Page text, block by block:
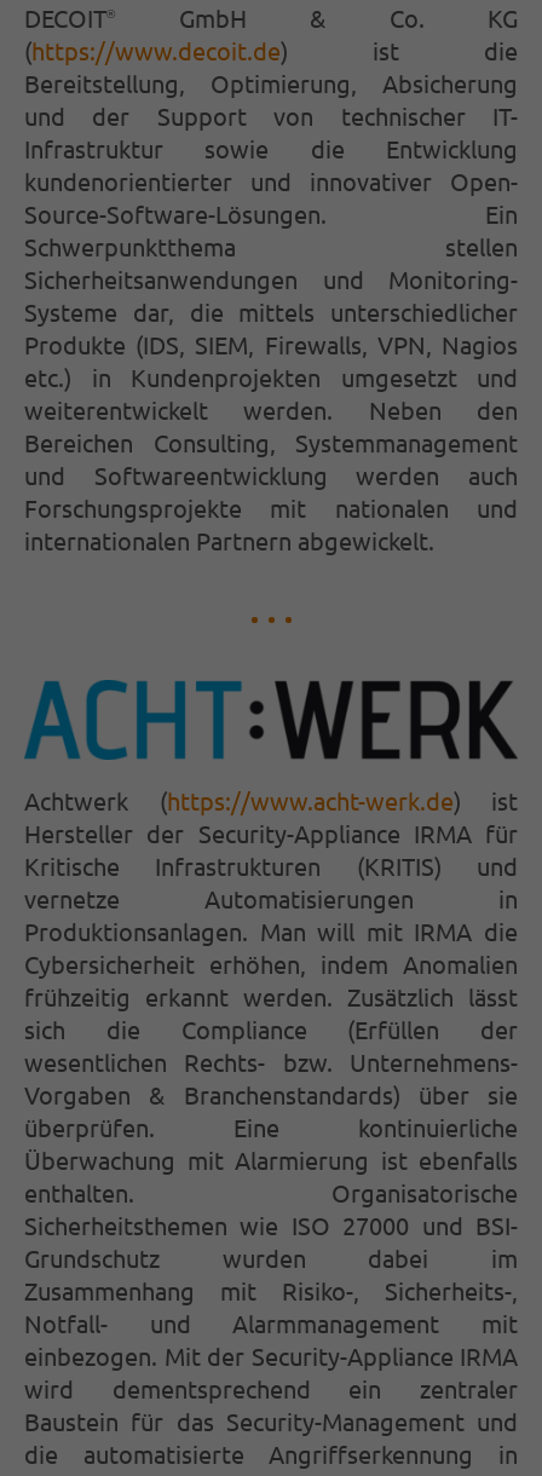
DECOIT®
GmbH & Co. KG
(https://www.decoit.de) ist die
Bereitstellung, Optimierung, Absicherung
und der Support von technischer IT-
Infrastruktur sowie die Entwicklung
kundenorientierter und innovativer Open-
Source-Software-Lösungen. Ein
Schwerpunktthema stellen
Sicherheitsanwendungen und Monitoring-
Systeme dar, die mittels unterschiedlicher
Produkte (IDS, SIEM, Firewalls, VPN, Nagios
etc.) in Kundenprojekten umgesetzt und
weiterentwickelt werden. Neben den
Bereichen Consulting, Systemmanagement
und Softwareentwicklung werden auch
Forschungsprojekte mit nationalen und
internationalen Partnern abgewickelt.
Achtwerk (https://www.acht-werk.de) ist
Hersteller der Security-Appliance IRMA für
Kritische Infrastrukturen (KRITIS) und
vernetze Automatisierungen in
Produktionsanlagen. Man will mit IRMA die
Cybersicherheit erhöhen, indem Anomalien
frühzeitig erkannt werden. Zusätzlich lässt
sich die Compliance (Erfüllen der
wesentlichen Rechts- bzw. Unternehmens-
Vorgaben & Branchenstandards) über sie
überprüfen. Eine kontinuierliche
Überwachung mit Alarmierung ist ebenfalls
enthalten. Organisatorische
Sicherheitsthemen wie ISO 27000 und BSI-
Grundschutz wurden dabei im
Zusammenhang mit Risiko-, Sicherheits-,
Notfall- und Alarmmanagement mit
einbezogen. Mit der Security-Appliance IRMA
wird dementsprechend ein zentraler
Baustein für das Security-Management und
die automatisierte Angriffserkennung in